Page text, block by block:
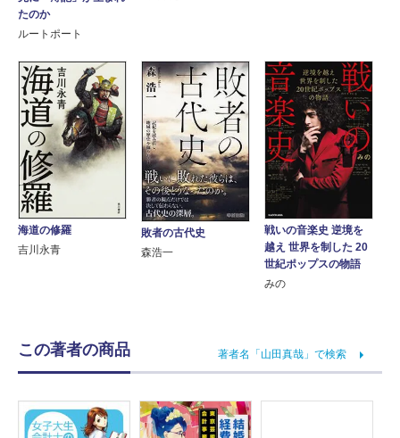
たのか
ルートポート
海道の修羅
吉川永青
敗者の古代史
森浩一
戦いの音楽史 逆境を
越え 世界を制した 20
世紀ポップスの物語
みの
この著者の商品 著者名「山田真哉」で検索